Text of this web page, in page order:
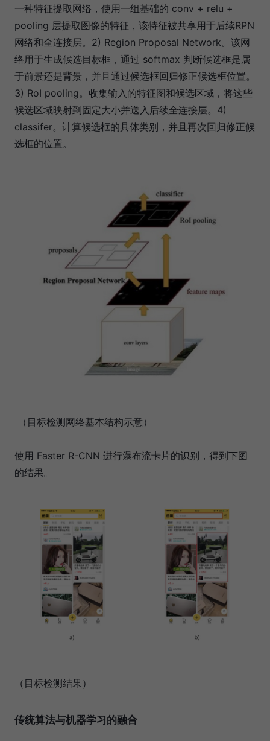
一种特征提取网络，使用一组基础的 conv + relu +
pooling 层提取图像的特征，该特征被共享用于后续RPN
网络和全连接层。2) Region Proposal Network。该网
络用于生成候选目标框，通过 softmax 判断候选框是属
于前景还是背景，并且通过候选框回归修正候选框位置。
3) RoI pooling。收集输入的特征图和候选区域，将这些
候选区域映射到固定大小并送入后续全连接层。4)
classifer。计算候选框的具体类别，并且再次回归修正候
选框的位置。
（目标检测网络基本结构示意）
使用 Faster R-CNN 进行瀑布流卡片的识别，得到下图
的结果。
（目标检测结果）
传统算法与机器学习的融合